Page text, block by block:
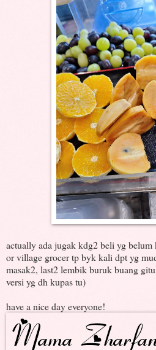
actually ada jugak kdg2 beli yg belum
or village grocer tp byk kali dpt yg
masak2, last2 lembik buruk buang
versi yg dh kupas tu)
have a nice day everyone!